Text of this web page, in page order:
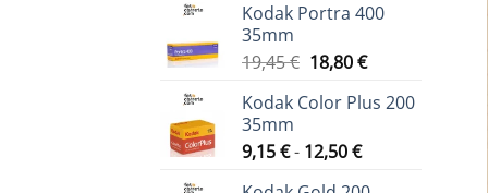
original
21,99 €.
actual
19,99 €.
Kodak Portra 400
35mm
19,45€ El
original
19,45 €.
18,80€El
actual
Kodak Color Plus 200
35mm
9,15€- 12,50€Rango